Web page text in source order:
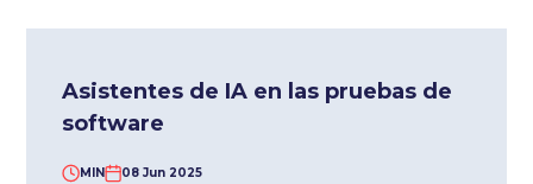
Asistentes de IA en las pruebas de
software
MIN 08 Jun 2025